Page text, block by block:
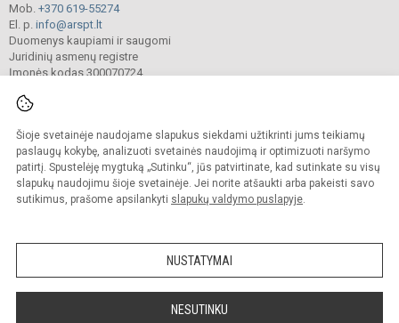
Šioje svetainėje naudojame slapukus siekdami užtikrinti jums teikiamų
paslaugų kokybę, analizuoti svetainės naudojimą ir optimizuoti naršymo
patirtį. Spustelėję mygtuką „Sutinku“, jūs patvirtinate, kad sutinkate su visų
slapukų naudojimu šioje svetainėje. Jei norite atšaukti arba pakeisti savo
sutikimus, prašome apsilankyti slapukų valdymo puslapyje.
NUSTATYMAI
NESUTINKU
Mob. +370 619-55274
El. p. info@arspt.lt
Duomenys kaupiami ir saugomi
Juridinių asmenų registre
Įmonės kodas 300070724
© 2025. Akmenės rajono švietimo pagalbos tarnyba. Visos teisės saugomos.
Kopijuoti turinį be raštiško įstaigos administracijos sutikimo griežtai draudžiama.
Prieinamumo paraiška Slapukų valdymas
Sumanus būdas atnaujinti